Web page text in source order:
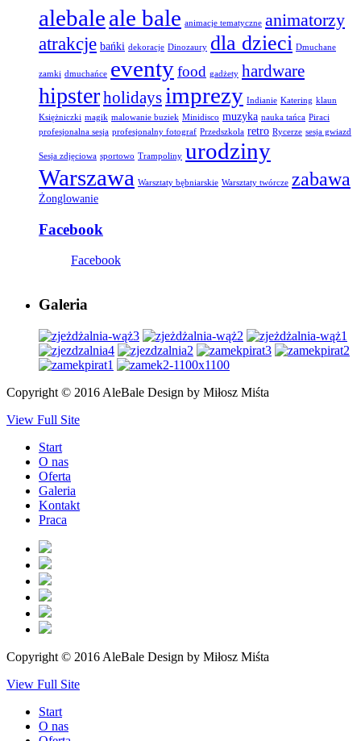
alebaleale bale animacje tematyczne animatorzy
atrakcje bańki dekoracje Dinozaury dla dzieci Dmuchane
zamki dmuchańce eventyfood gadżety hardware
hipsterholidays imprezy Indianie Katering klaun
Księżniczki magik malowanie buziek Minidisco muzyka nauka tańca Piraci
profesjonalna sesja profesjonalny fotograf Przedszkola retro Rycerze sesja gwiazd
Sesja zdjęciowa sportowo Trampoliny urodziny
Warszawa Warsztaty bębniarskie Warsztaty twórcze zabawa
Żonglowanie
Facebook
Facebook
Galeria
Copyright © 2016 AleBale Design by Miłosz Miśta
View Full Site
Start
O nas
Oferta
Galeria
Kontakt
Praca
Copyright © 2016 AleBale Design by Miłosz Miśta
View Full Site
Start
O nas